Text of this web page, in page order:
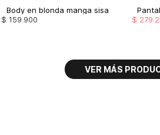
Body en blonda manga sisa
$ 159 900 $ 279